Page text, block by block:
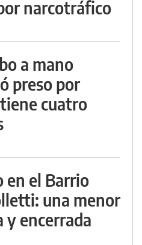
narcotráfico
a mano
preso por
cuatro
el Barrio
una menor
y encerrada